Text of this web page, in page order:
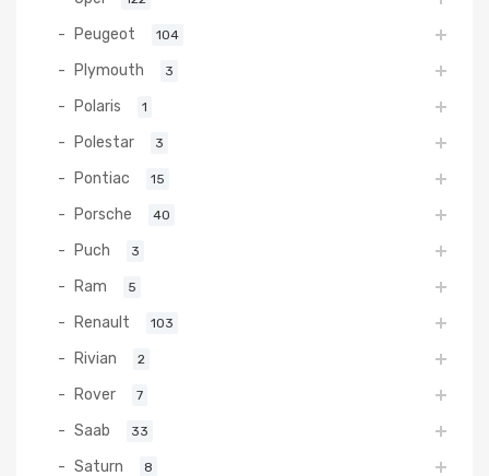
Peugeot 104
Plymouth 3
Polaris 1
Polestar 3
Pontiac 15
Porsche 40
Puch 3
Ram 5
Renault 103
Rivian 2
Rover 7
Saab 33
Saturn 8